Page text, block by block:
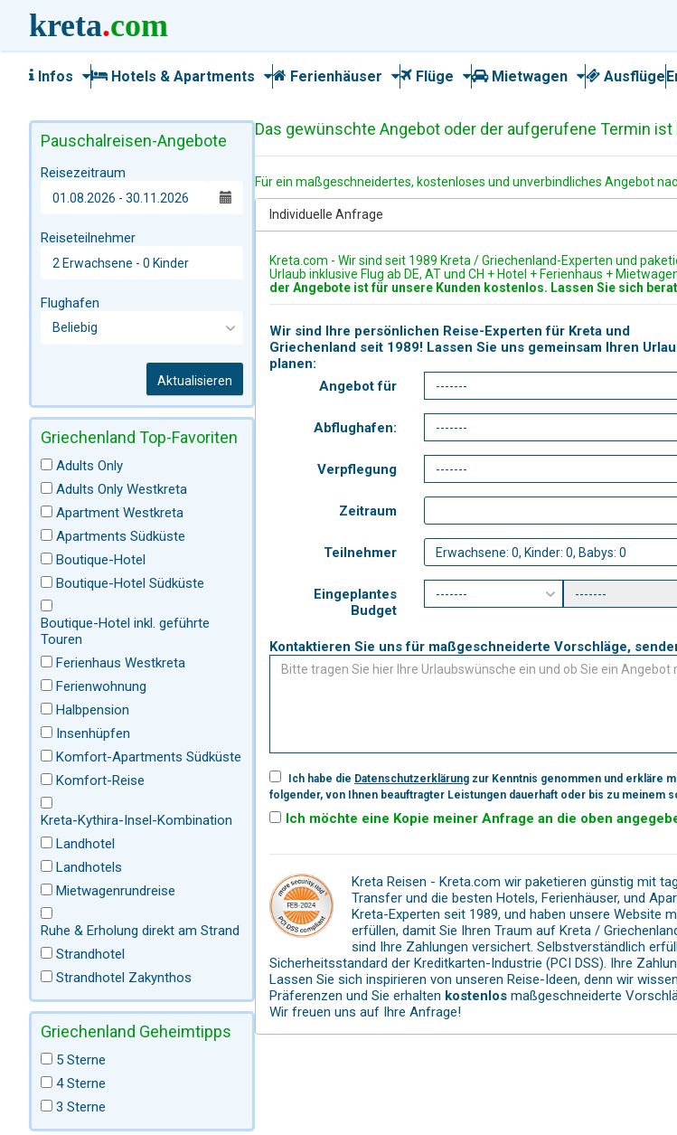
kreta.com
Infos Hotels & Apartments Ferienhäuser Flüge Mietwagen Ausflüge
Pauschalreisen-Angebote
Reisezeitraum
Reiseteilnehmer
Flughafen
Aktualisieren
Griechenland Top-Favoriten
Adults Only
Adults Only Westkreta
Apartment Westkreta
Apartments Südküste
Boutique-Hotel
Boutique-Hotel Südküste
Boutique-Hotel inkl. geführte
Touren
Ferienhaus Westkreta
Ferienwohnung
Halbpension
Insenhüpfen
Komfort-Apartments Südküste
Komfort-Reise
Kreta-Kythira-Insel-Kombination
Landhotel
Landhotels
Mietwagenrundreise
Ruhe & Erholung direkt am Strand
Strandhotel
Strandhotel Zakynthos
Griechenland Geheimtipps
5 Sterne
4 Sterne
3 Sterne
Das gewünschte Angebot oder der aufgerufene Termin
Für ein maßgeschneidertes, kostenloses und unverbindliches Angebot
Individuelle Anfrage
Kreta.com - Wir sind seit 1989 Kreta / Griechenland-Experten und
Urlaub inklusive Flug ab DE, AT und CH + Hotel + Ferienhaus +
der Angebote ist für unsere Kunden kostenlos. Lassen Sie sich
Wir sind Ihre persönlichen Reise-Experten für Kreta und
Griechenland seit 1989! Lassen Sie uns gemeinsam Ihren
planen:
Angebot für
Abflughafen:
Verpflegung
Zeitraum
Teilnehmer
Eingeplantes
Budget
Kontaktieren Sie uns für maßgeschneiderte
Ich habe die Datenschutzerklärung zur Kenntnis genommen und erkläre
folgender, von Ihnen beauftragter Leistungen dauerhaft oder bis zu meinem
Ich möchte eine Kopie meiner Anfrage an die oben
Kreta Reisen - Kreta.com wir paketieren günstig mit
Transfer und die besten Hotels, Ferienhäuser, und
Kreta-Experten seit 1989, und haben unsere Website
erfüllen, damit Sie Ihren Traum auf Kreta /
sind Ihre Zahlungen versichert. Selbstverständlich
Sicherheitsstandard der Kreditkarten-Industrie (PCI DSS). Ihre
Lassen Sie sich inspirieren von unseren Reise-Ideen, denn wir
Präferenzen und Sie erhalten kostenlos maßgeschneiderte
Wir freuen uns auf Ihre Anfrage!